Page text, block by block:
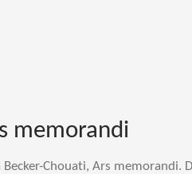
memorandi
Becker-Chouati, Ars memorandi.